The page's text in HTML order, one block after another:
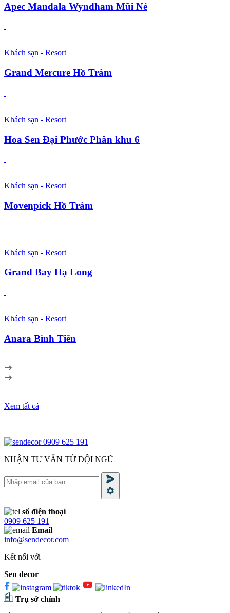
Apec Mandala Wyndham Mũi Né
Khách sạn - Resort
Grand Mercure Hồ Tràm
Khách sạn - Resort
Hoa Sen Đại Phước Phân khu 6
Khách sạn - Resort
Movenpick Hồ Tràm
Khách sạn - Resort
Grand Bay Hạ Long
Khách sạn - Resort
Anara Bình Tiên
Xem tất cả
0909 625 191
NHẬN TƯ VẤN TỪ ĐỘI NGŨ
số điện thoại
0909 625 191
Email
info@sendecor.com
Kết nối với
Sen decor
Trụ sở chính